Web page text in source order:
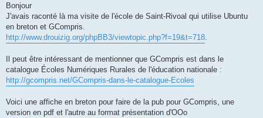
s
a
g
Bonjour
J'avais raconté là ma visite de l'école de Saint-Rivoal qui utilise Ubuntu
en breton et GCompris.
http://www.drouizig.org/phpBB3/viewtopic.php?f=19&t=718.
Il peut être intéressant de mentionner que GCompris est dans le
catalogue Écoles Numériques Rurales de l'éducation nationale :
http://gcompris.net/GCompris-dans-le-catalogue-Ecoles
Voici une affiche en breton pour faire de la pub pour GCompris, une
version en pdf et l'autre au format présentation d'OOo